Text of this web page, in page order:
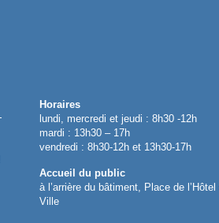
Horaires
lundi, mercredi et jeudi : 8h30 -12h
mardi : 13h30 – 17h
vendredi : 8h30-12h et 13h30-17h
Accueil du public
à l’arrière du bâtiment, Place de l’Hôtel
Ville